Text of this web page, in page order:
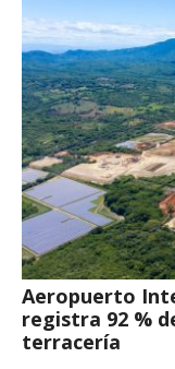
Aeropuerto
registra 92 %
terracería